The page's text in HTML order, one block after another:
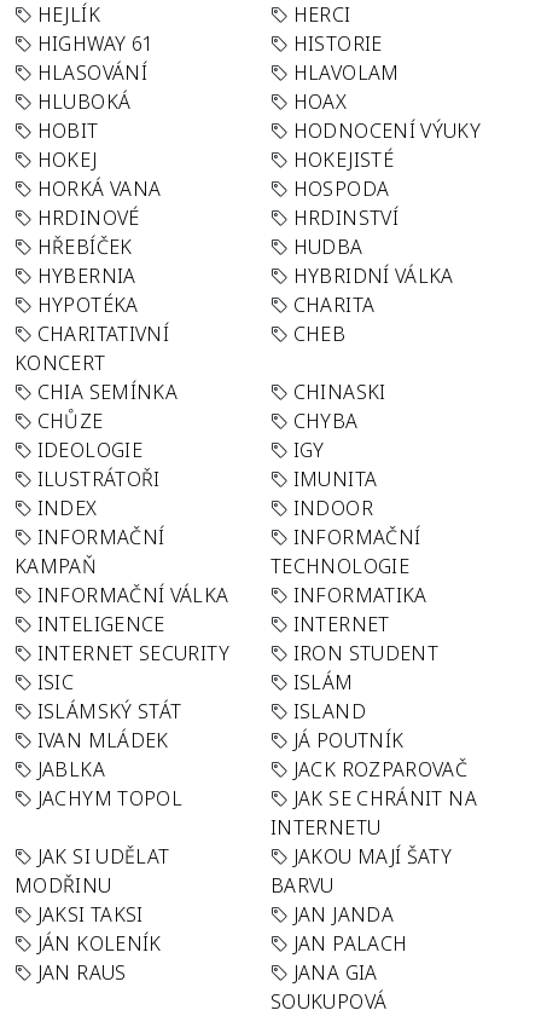
HEJLÍK
HERCI
HIGHWAY 61
HISTORIE
HLASOVÁNÍ
HLAVOLAM
HLUBOKÁ
HOAX
HOBIT
HODNOCENÍ VÝUKY
HOKEJ
HOKEJISTÉ
HORKÁ VANA
HOSPODA
HRDINOVÉ
HRDINSTVÍ
HŘEBÍČEK
HUDBA
HYBERNIA
HYBRIDNÍ VÁLKA
HYPOTÉKA
CHARITA
CHARITATIVNÍ
KONCERT
CHEB
CHIA SEMÍNKA
CHINASKI
CHŮZE
CHYBA
IDEOLOGIE
IGY
ILUSTRÁTOŘI
IMUNITA
INDEX
INDOOR
INFORMAČNÍ
KAMPAŇ
INFORMAČNÍ
TECHNOLOGIE
INFORMAČNÍ VÁLKA
INFORMATIKA
INTELIGENCE
INTERNET
INTERNET SECURITY
IRON STUDENT
ISIC
ISLÁM
ISLÁMSKÝ STÁT
ISLAND
IVAN MLÁDEK
JÁ POUTNÍK
JABLKA
JACK ROZPAROVAČ
JACHYM TOPOL
JAK SE CHRÁNIT NA
INTERNETU
JAK SI UDĚLAT
MODŘINU
JAKOU MAJÍ ŠATY
BARVU
JAKSI TAKSI
JAN JANDA
JÁN KOLENÍK
JAN PALACH
JAN RAUS
JANA GIA
SOUKUPOVÁ